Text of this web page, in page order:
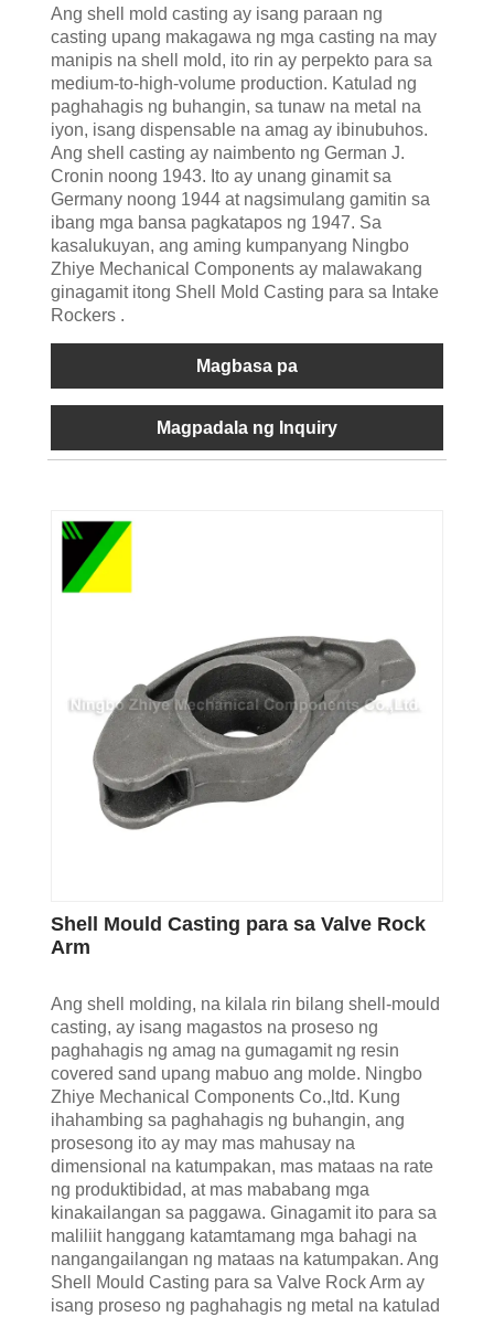
Ang shell mold casting ay isang paraan ng
casting upang makagawa ng mga casting na may
manipis na shell mold, ito rin ay perpekto para sa
medium-to-high-volume production. Katulad ng
paghahagis ng buhangin, sa tunaw na metal na
iyon, isang dispensable na amag ay ibinubuhos.
Ang shell casting ay naimbento ng German J.
Cronin noong 1943. Ito ay unang ginamit sa
Germany noong 1944 at nagsimulang gamitin sa
ibang mga bansa pagkatapos ng 1947. Sa
kasalukuyan, ang aming kumpanyang Ningbo
Zhiye Mechanical Components ay malawakang
ginagamit itong Shell Mold Casting para sa Intake
Rockers .
Magbasa pa
Magpadala ng Inquiry
Shell Mould Casting para sa Valve Rock
Arm
Ang shell molding, na kilala rin bilang shell-mould
casting, ay isang magastos na proseso ng
paghahagis ng amag na gumagamit ng resin
covered sand upang mabuo ang molde. Ningbo
Zhiye Mechanical Components Co.,ltd. Kung
ihahambing sa paghahagis ng buhangin, ang
prosesong ito ay may mas mahusay na
dimensional na katumpakan, mas mataas na rate
ng produktibidad, at mas mababang mga
kinakailangan sa paggawa. Ginagamit ito para sa
maliliit hanggang katamtamang mga bahagi na
nangangailangan ng mataas na katumpakan. Ang
Shell Mould Casting para sa Valve Rock Arm ay
isang proseso ng paghahagis ng metal na katulad